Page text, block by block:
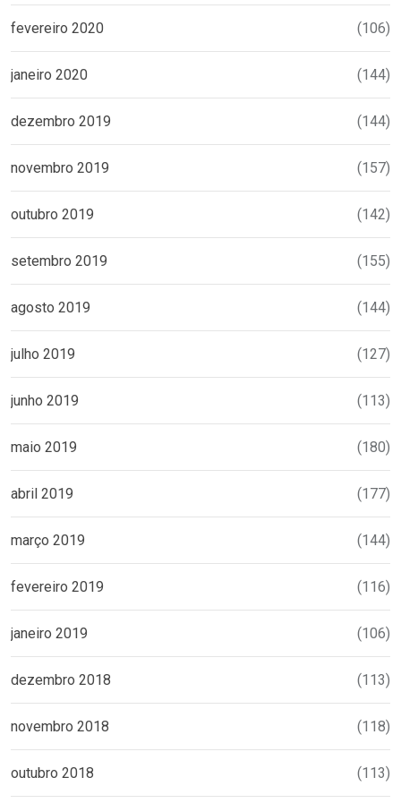
fevereiro 2020 (106)
janeiro 2020 (144)
dezembro 2019 (144)
novembro 2019 (157)
outubro 2019 (142)
setembro 2019 (155)
agosto 2019 (144)
julho 2019 (127)
junho 2019 (113)
maio 2019 (180)
abril 2019 (177)
março 2019 (144)
fevereiro 2019 (116)
janeiro 2019 (106)
dezembro 2018 (113)
novembro 2018 (118)
outubro 2018 (113)